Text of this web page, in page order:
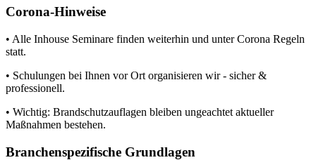
Corona-Hinweise
• Alle Inhouse Seminare finden weiterhin und unter Corona Regeln
statt.
• Schulungen bei Ihnen vor Ort organisieren wir - sicher &
professionell.
• Wichtig: Brandschutzauflagen bleiben ungeachtet aktueller
Maßnahmen bestehen.
Branchenspezifische Grundlagen